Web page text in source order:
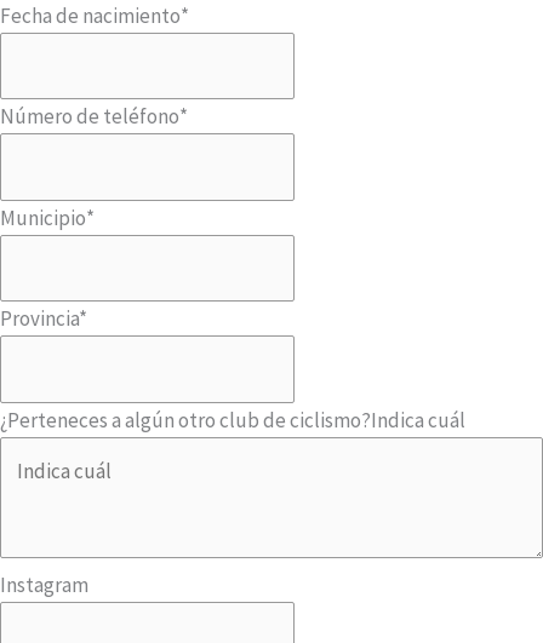
Fecha de nacimiento*
Número de teléfono*
Municipio*
Provincia*
¿Perteneces a algún otro club de ciclismo?Indica cuál
Instagram